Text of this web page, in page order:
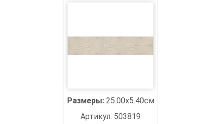
Размеры: 25.00x5.40см
Артикул: 503819